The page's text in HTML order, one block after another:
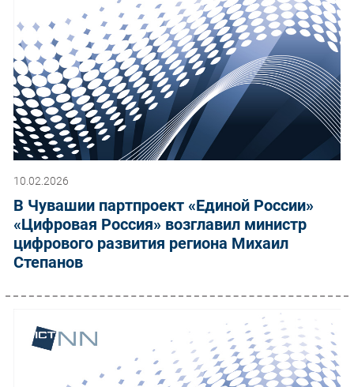
10.02.2026
В Чувашии партпроект «Единой России»
«Цифровая Россия» возглавил министр
цифрового развития региона Михаил
Степанов